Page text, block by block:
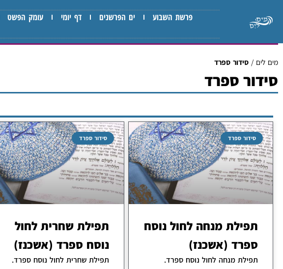
פרשת השבוע ים הפרשנים דף יומי עומק הפשט
מים לים / סידור ספרד
סידור ספרד
סידור ספרד
תפילת מנחה לחול נוסח
ספרד (אשכנז)
תפילת מנחה לחול נוסח ספרד.
סידור ספרד
תפילת שחרית לחול
נוסח ספרד (אשכנז)
תפילת שחרית לחול נוסח ספרד.